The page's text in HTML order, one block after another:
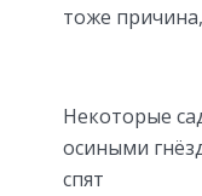
тоже
Некоторые
осиными
спят